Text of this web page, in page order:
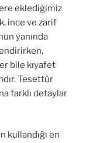
eklediğimiz
ince ve zarif
yanında
bile kıyafet
Tesettür
farklı detaylar
kullandığı en